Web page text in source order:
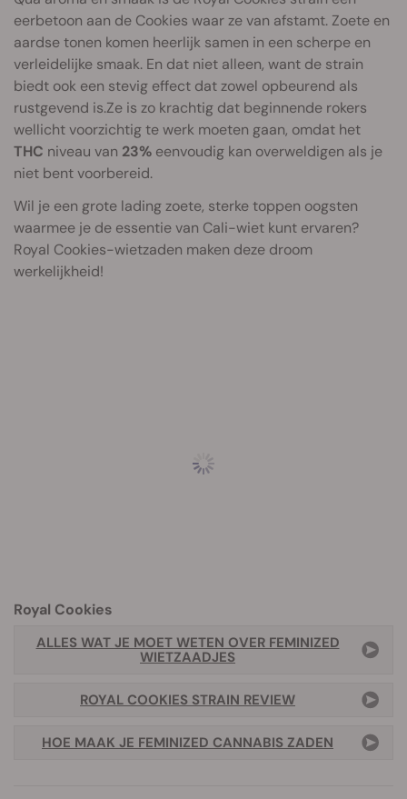
eerbetoon aan de Cookies waar ze van afstamt. Zoete en
aardse tonen komen heerlijk samen in een scherpe en
verleidelijke smaak. En dat niet alleen, want de strain
biedt ook een stevig effect dat zowel opbeurend als
rustgevend is.Ze is zo krachtig dat beginnende rokers
wellicht voorzichtig te werk moeten gaan, omdat het
THC niveau van 23% eenvoudig kan overweldigen als je
niet bent voorbereid.
Wil je een grote lading zoete, sterke toppen oogsten
waarmee je de essentie van Cali-wiet kunt ervaren?
Royal Cookies-wietzaden maken deze droom
werkelijkheid!
Royal Cookies
ALLES WAT JE MOET WETEN OVER FEMINIZED
WIETZAADJES
ROYAL COOKIES STRAIN REVIEW
HOE MAAK JE FEMINIZED CANNABIS ZADEN